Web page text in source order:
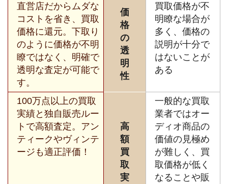
直営店だからムダな
コストを省き、買取
価格に還元。下取り
のように価格が不明
瞭ではなく、明確で
透明な査定が可能で
す。
価
格
の
透
明
性
買取価格が不
明瞭な場合が
多く、価格の
説明が十分で
はないことが
ある
100万点以上の買取
実績と独自販売ルー
トで高額査定。アン
ティークやヴィンテ
ージも適正評価！
高
額
買
取
実
一般的な買取
業者ではオー
ディオ商品の
価値の見極め
が難しく、買
取価格が低く
なることや販